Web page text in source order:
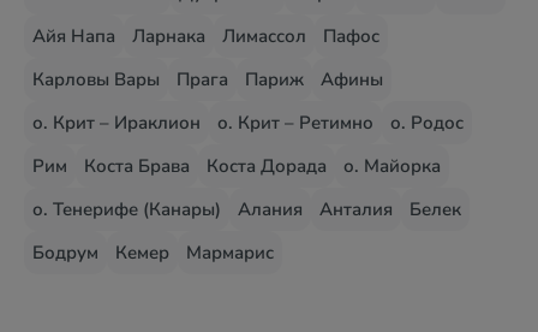
Айя Напа
Ларнака Лимассол
Пафос
Карловы Вары
Прага Париж
Афины
о. Крит – Ираклион
о. Крит – Ретимно
о. Родос
Рим
Коста Брава Коста Дорада
о. Майорка
о. Тенерифе (Канары)
Алания Анталия
Белек
Бодрум
Кемер Мармарис